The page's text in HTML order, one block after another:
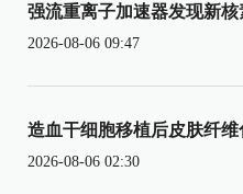
强流重离子加速器发现新核
2026-08-06 09:47
造血干细胞移植后皮肤纤
2026-08-06 02:30